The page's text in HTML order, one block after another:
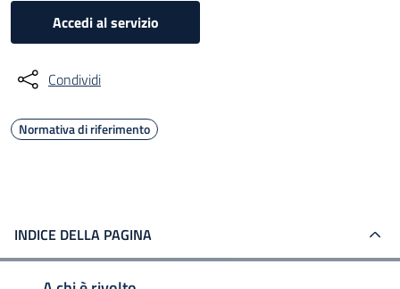
Accedi al servizio
Condividi
Normativa di riferimento
INDICE DELLA PAGINA